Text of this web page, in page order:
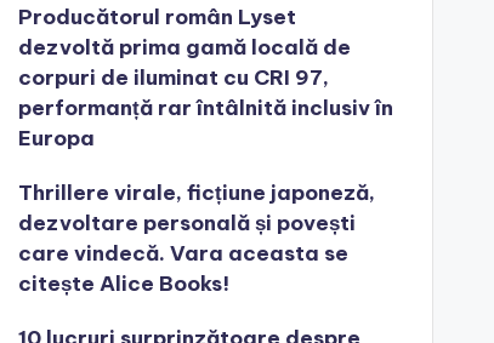
Producătorul român Lyset
dezvoltă prima gamă locală de
corpuri de iluminat cu CRI 97,
performanță rar întâlnită inclusiv în
Europa
Thrillere virale, ficțiune japoneză,
dezvoltare personală și povești
care vindecă. Vara aceasta se
citește Alice Books!